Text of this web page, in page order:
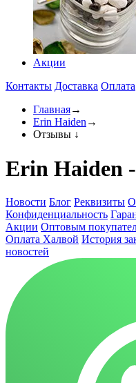
Акции
Контакты Доставка Оплата
Главная→
Erin Haiden →
Отзывы ↓
Erin Haiden
Новости Блог Реквизиты О
Конфиденциальность
Акции Оптовым
Оплата Халвой История
новостей